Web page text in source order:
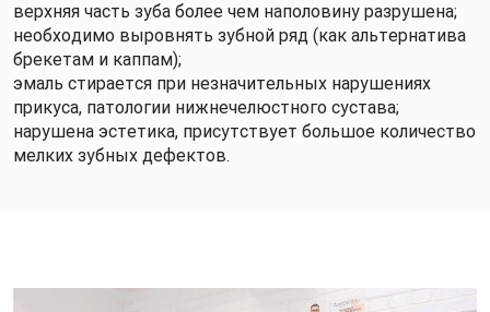
верхняя часть зуба более чем наполовину разрушена;
необходимо выровнять зубной ряд (как альтернатива
брекетам и каппам);
эмаль стирается при незначительных нарушениях
прикуса, патологии нижнечелюстного сустава;
нарушена эстетика, присутствует большое количество
мелких зубных дефектов.